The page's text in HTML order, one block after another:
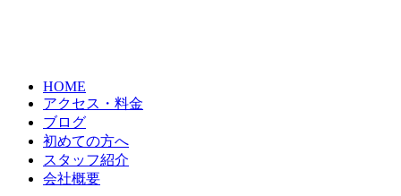
HOME
アクセス・料金
ブログ
初めての方へ
スタッフ紹介
会社概要